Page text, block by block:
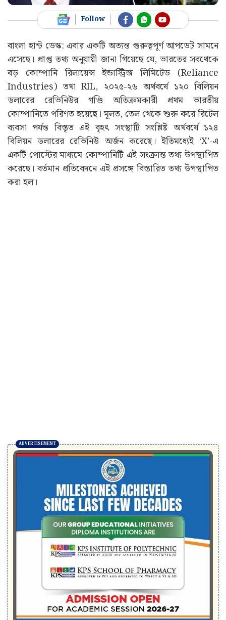
Follow
বাংলা হান্ট ডেস্ক: এবার একটি অত্যন্ত গুরুত্বপূর্ণ আপডেট সামনে
এসেছে। প্রাপ্ত তথ্য অনুযায়ী জানা গিয়েছে যে, ভারতের সবথেকে
বড় কোম্পানি রিলায়েন্স ইন্ডাস্ট্রিজ লিমিটেড (Reliance
Industries) তথা RIL, ২০২৫-২৬ অর্থবর্ষে ১২০ বিলিয়ন
ডলারের রেভিনিউর গণ্ডি অতিক্রমকারী প্রথম ভারতীয়
কোম্পানিতে পরিণত হয়েছে। মূলত, তেল থেকে শুরু করে রিটেল
ব্যবসা পর্যন্ত বিস্তৃত এই বৃহৎ সংস্থাটি সংশ্লিষ্ট অর্থবর্ষে ১২৪
বিলিয়ন ডলারের রেভিনিউ অর্জন করেছে। ইতিমধ্যেই ‘X’-এ
একটি পোস্টের মাধ্যমে কোম্পানিটি এই সংক্রান্ত তথ্য উপস্থাপিত
করেছে। বর্তমান প্রতিবেদনে এই প্রসঙ্গে বিস্তারিত তথ্য উপস্থাপিত
করা হল।